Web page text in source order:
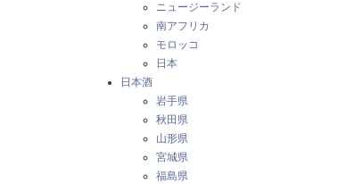
ニュージーランド
南アフリカ
モロッコ
日本
日本酒
岩手県
秋田県
山形県
宮城県
福島県